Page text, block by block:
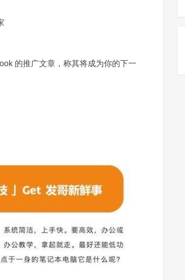
的推广文章，称其将成为你的下一